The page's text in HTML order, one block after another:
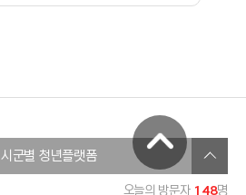
창원청년정보플랫폼
진주시청년온라인플랫폼
시군별 청년플랫폼
오늘의 방문자 148명